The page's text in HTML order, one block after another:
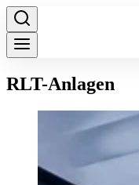
RLT-Anlagen